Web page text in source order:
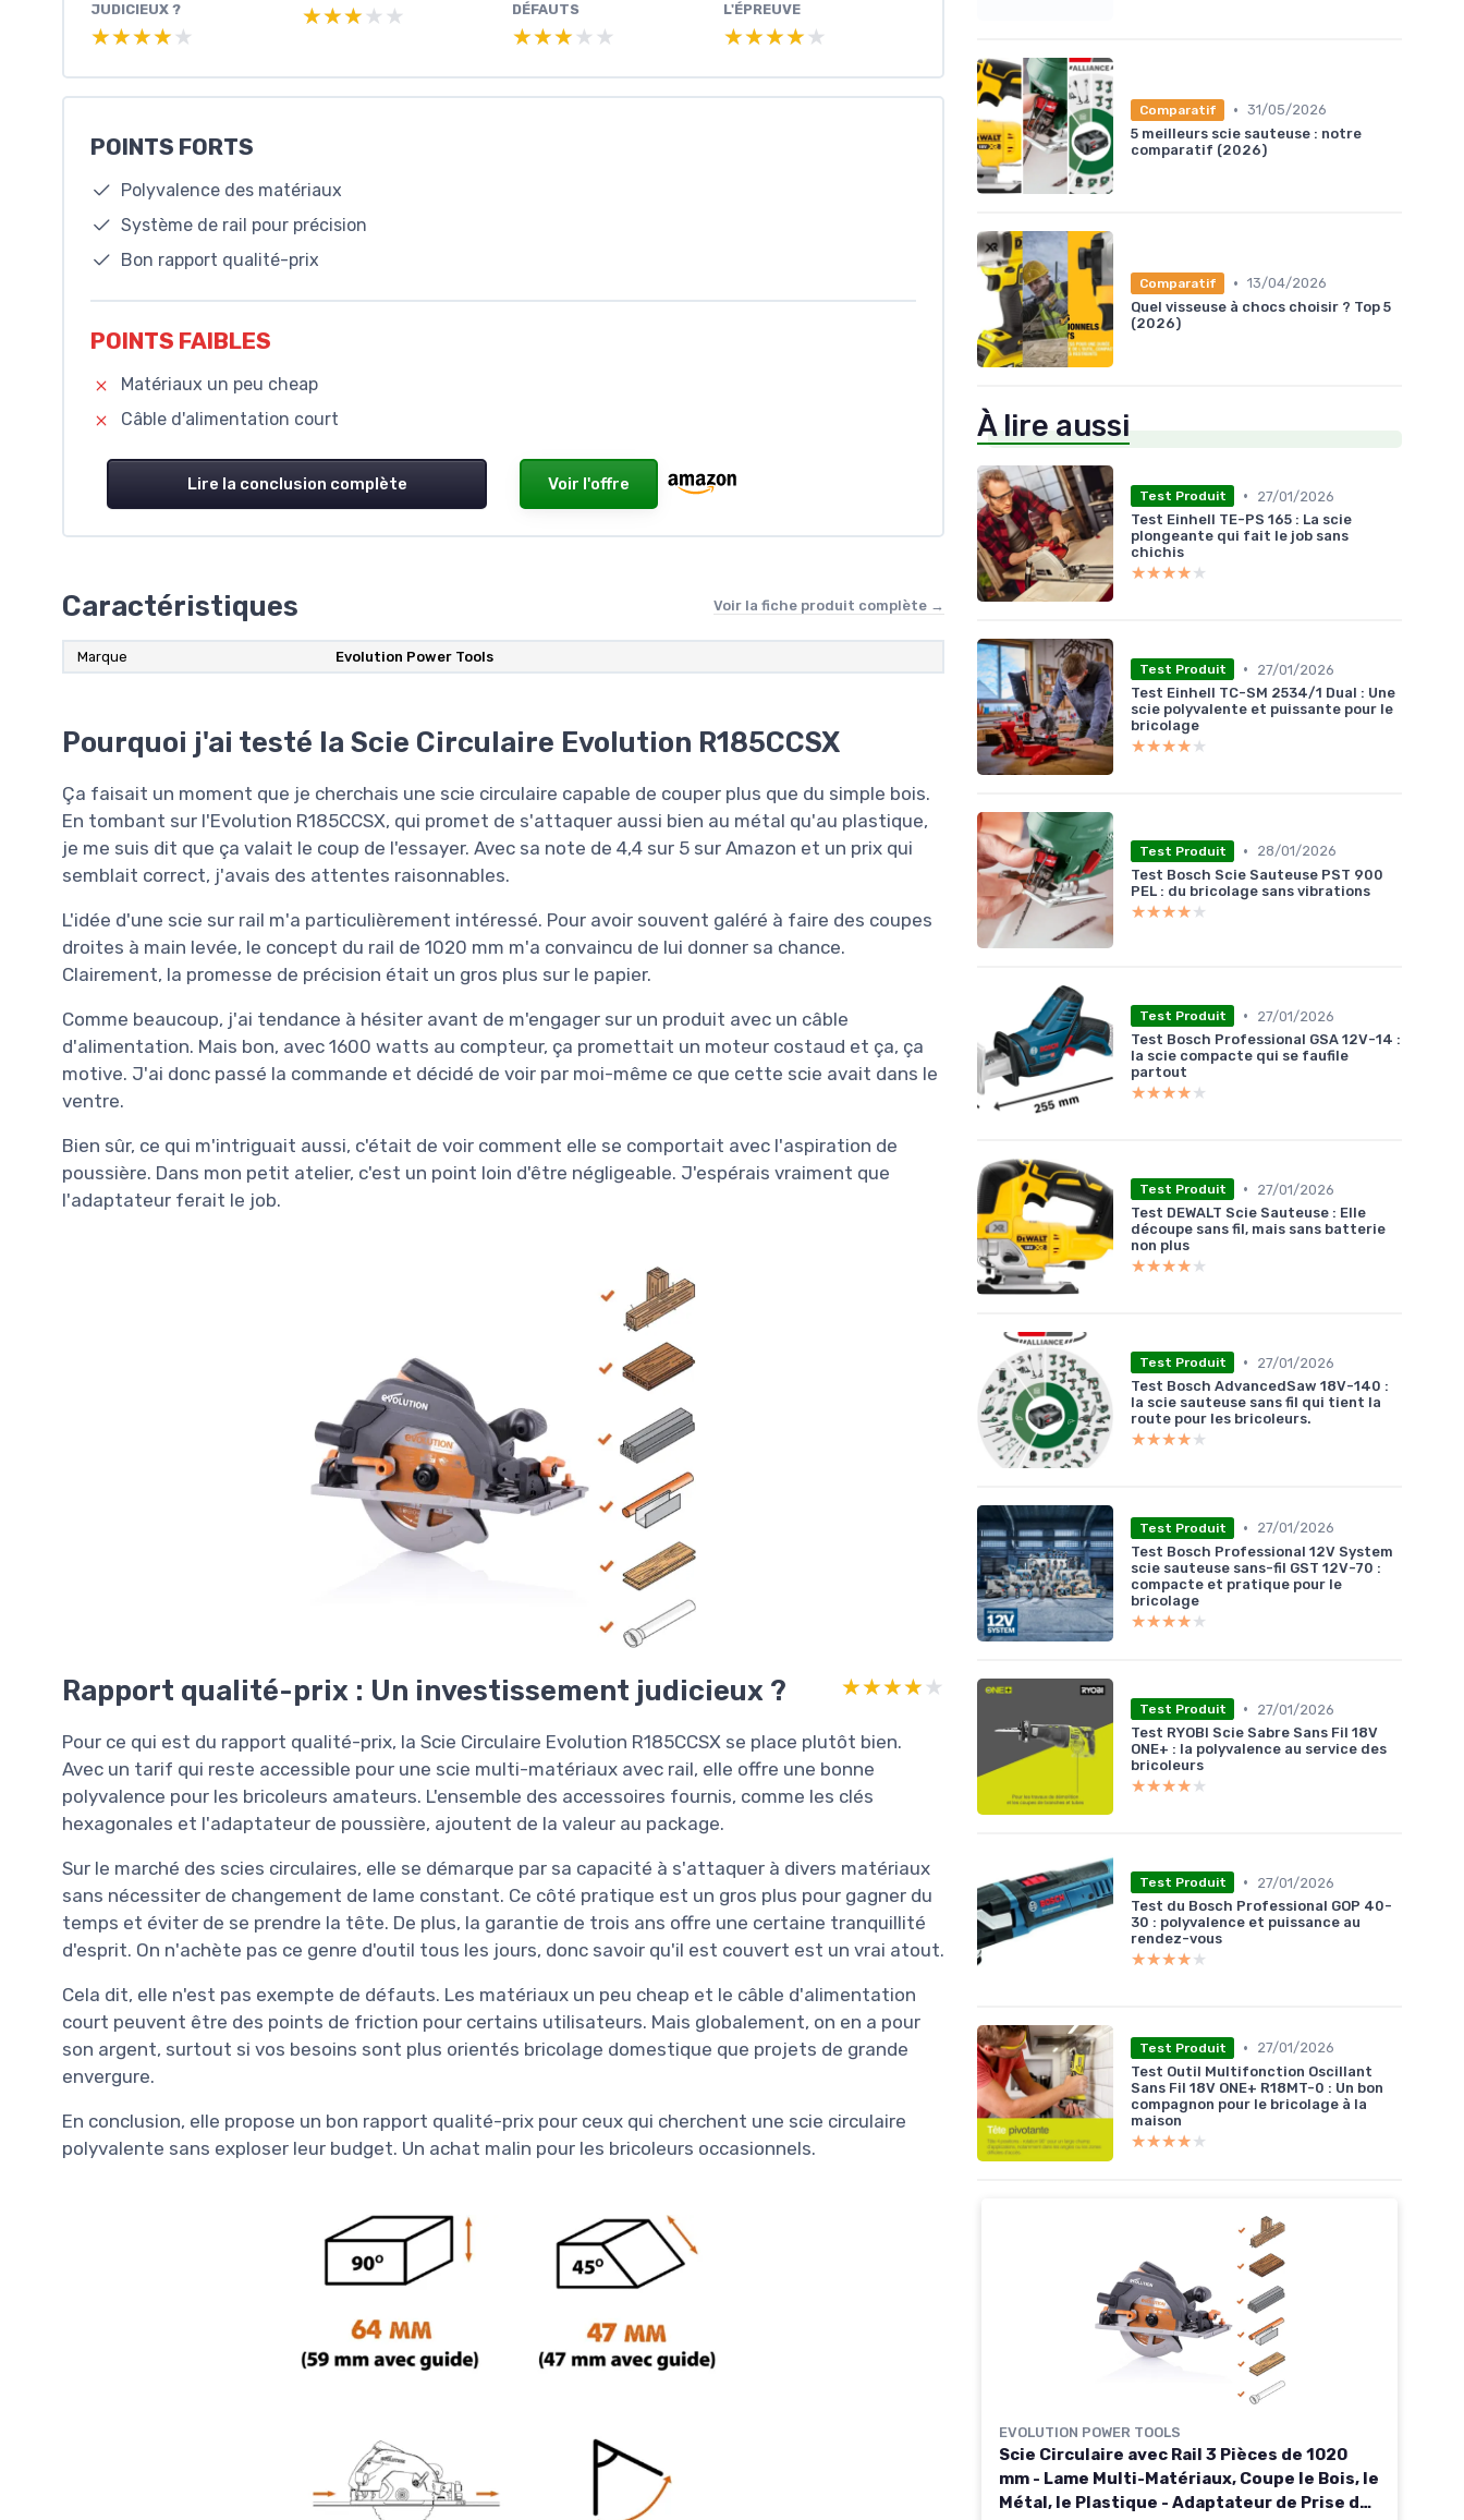
JUDICIEUX ?
★★★★★
★★★★★
★★★★★
★★★★★
DÉFAUTS
★★★★★
★★★★★
L'ÉPREUVE
★★★★★
★★★★★
POINTS FORTS
Polyvalence des matériaux
Système de rail pour précision
Bon rapport qualité-prix
POINTS FAIBLES
Matériaux un peu cheap
Câble d'alimentation court
Lire la conclusion complète Voir l'offre
Caractéristiques Voir la fiche produit complète →
Marque Evolution Power Tools
Pourquoi j'ai testé la Scie Circulaire Evolution R185CCSX
Ça faisait un moment que je cherchais une scie circulaire capable de couper plus que du simple bois.
En tombant sur l'Evolution R185CCSX, qui promet de s'attaquer aussi bien au métal qu'au plastique,
je me suis dit que ça valait le coup de l'essayer. Avec sa note de 4,4 sur 5 sur Amazon et un prix qui
semblait correct, j'avais des attentes raisonnables.
L'idée d'une scie sur rail m'a particulièrement intéressé. Pour avoir souvent galéré à faire des coupes
droites à main levée, le concept du rail de 1020 mm m'a convaincu de lui donner sa chance.
Clairement, la promesse de précision était un gros plus sur le papier.
Comme beaucoup, j'ai tendance à hésiter avant de m'engager sur un produit avec un câble
d'alimentation. Mais bon, avec 1600 watts au compteur, ça promettait un moteur costaud et ça, ça
motive. J'ai donc passé la commande et décidé de voir par moi-même ce que cette scie avait dans le
ventre.
Bien sûr, ce qui m'intriguait aussi, c'était de voir comment elle se comportait avec l'aspiration de
poussière. Dans mon petit atelier, c'est un point loin d'être négligeable. J'espérais vraiment que
l'adaptateur ferait le job.
Rapport qualité-prix : Un investissement judicieux ? ★★★★★
★★★★★
Pour ce qui est du rapport qualité-prix, la Scie Circulaire Evolution R185CCSX se place plutôt bien.
Avec un tarif qui reste accessible pour une scie multi-matériaux avec rail, elle offre une bonne
polyvalence pour les bricoleurs amateurs. L'ensemble des accessoires fournis, comme les clés
hexagonales et l'adaptateur de poussière, ajoutent de la valeur au package.
Sur le marché des scies circulaires, elle se démarque par sa capacité à s'attaquer à divers matériaux
sans nécessiter de changement de lame constant. Ce côté pratique est un gros plus pour gagner du
temps et éviter de se prendre la tête. De plus, la garantie de trois ans offre une certaine tranquillité
d'esprit. On n'achète pas ce genre d'outil tous les jours, donc savoir qu'il est couvert est un vrai atout.
Cela dit, elle n'est pas exempte de défauts. Les matériaux un peu cheap et le câble d'alimentation
court peuvent être des points de friction pour certains utilisateurs. Mais globalement, on en a pour
son argent, surtout si vos besoins sont plus orientés bricolage domestique que projets de grande
envergure.
En conclusion, elle propose un bon rapport qualité-prix pour ceux qui cherchent une scie circulaire
polyvalente sans exploser leur budget. Un achat malin pour les bricoleurs occasionnels.
Comparatif • 31/05/2026
5 meilleurs scie sauteuse : notre
comparatif (2026)
Comparatif • 13/04/2026
Quel visseuse à chocs choisir ? Top 5
(2026)
À lire aussi
Test Produit •
27/01/2026
Test Einhell TE-PS 165 : La scie
plongeante qui fait le job sans
chichis
★★★★★
★★★★★
Test Produit •
27/01/2026
Test Einhell TC-SM 2534/1 Dual : Une
scie polyvalente et puissante pour le
bricolage
★★★★★
★★★★★
Test Produit •
28/01/2026
Test Bosch Scie Sauteuse PST 900
PEL : du bricolage sans vibrations
★★★★★
★★★★★
Test Produit •
27/01/2026
Test Bosch Professional GSA 12V-14 :
la scie compacte qui se faufile
partout
★★★★★
★★★★★
Test Produit •
27/01/2026
Test DEWALT Scie Sauteuse : Elle
découpe sans fil, mais sans batterie
non plus
★★★★★
★★★★★
Test Produit •
27/01/2026
Test Bosch AdvancedSaw 18V-140 :
la scie sauteuse sans fil qui tient la
route pour les bricoleurs.
★★★★★
★★★★★
Test Produit •
27/01/2026
Test Bosch Professional 12V System
scie sauteuse sans-fil GST 12V-70 :
compacte et pratique pour le
bricolage
★★★★★
★★★★★
Test Produit •
27/01/2026
Test RYOBI Scie Sabre Sans Fil 18V
ONE+ : la polyvalence au service des
bricoleurs
★★★★★
★★★★★
Test Produit •
27/01/2026
Test du Bosch Professional GOP 40-
30 : polyvalence et puissance au
rendez-vous
★★★★★
★★★★★
Test Produit •
27/01/2026
Test Outil Multifonction Oscillant
Sans Fil 18V ONE+ R18MT-0 : Un bon
compagnon pour le bricolage à la
maison
★★★★★
★★★★★
EVOLUTION POWER TOOLS
Scie Circulaire avec Rail 3 Pièces de 1020
mm - Lame Multi-Matériaux, Coupe le Bois, le
Métal, le Plastique - Adaptateur de Prise de